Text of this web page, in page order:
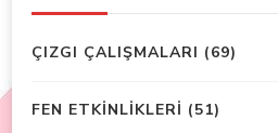
ÇIZGI ÇALIŞMALARI (69)
FEN ETKİNLİKLERİ (51)